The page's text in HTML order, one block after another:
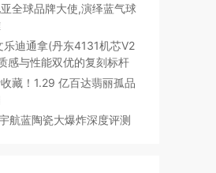
全球品牌大使,演绎蓝气球
乐迪通拿(丹东4131机芯V2
感与性能双优的复刻标杆
藏！1.29 亿百达翡丽孤品
航蓝陶瓷大爆炸深度评测